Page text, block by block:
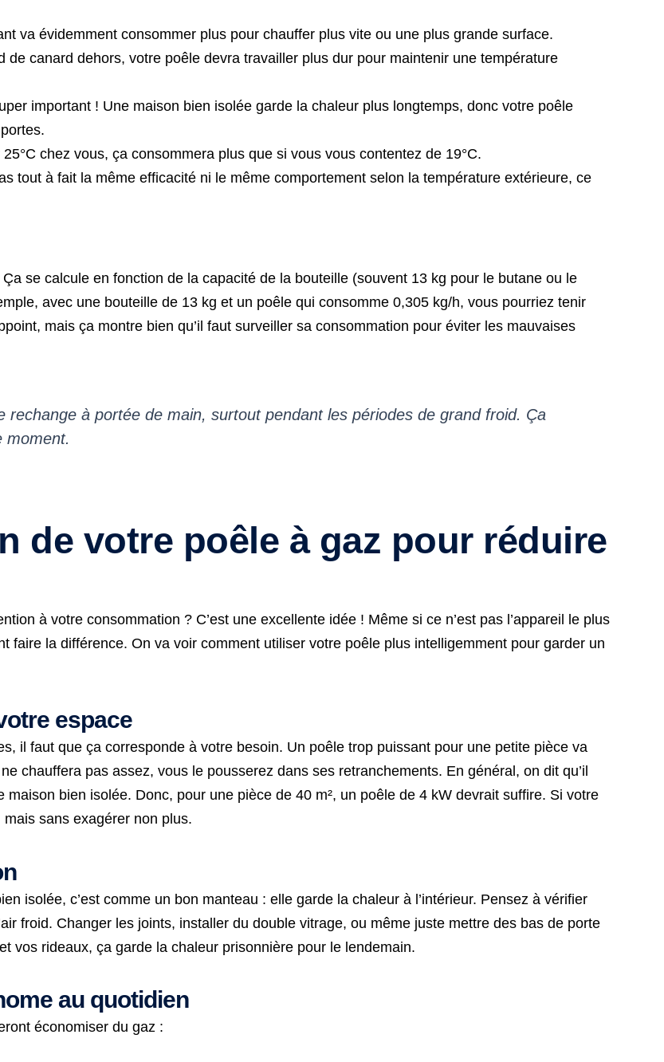
va évidemment consommer plus pour chauffer plus vite ou une plus grande surface.
de canard dehors, votre poêle devra travailler plus dur pour maintenir une température
important ! Une maison bien isolée garde la chaleur plus longtemps, donc votre poêle
chez vous, ça consommera plus que si vous vous contentez de 19°C.
tout à fait la même efficacité ni le même comportement selon la température extérieure, ce
se calcule en fonction de la capacité de la bouteille (souvent 13 kg pour le butane ou le
avec une bouteille de 13 kg et un poêle qui consomme 0,305 kg/h, vous pourriez tenir
mais ça montre bien qu’il faut surveiller sa consommation pour éviter les mauvaises
rechange à portée de main, surtout pendant les périodes de grand froid. Ça
moment.
de votre poêle à gaz pour réduire
à votre consommation ? C’est une excellente idée ! Même si ce n’est pas l’appareil le plus
faire la différence. On va voir comment utiliser votre poêle plus intelligemment pour garder un
espace
il faut que ça corresponde à votre besoin. Un poêle trop puissant pour une petite pièce va
chauffera pas assez, vous le pousserez dans ses retranchements. En général, on dit qu’il
bien isolée. Donc, pour une pièce de 40 m², un poêle de 4 kW devrait suffire. Si votre
sans exagérer non plus.
isolée, c’est comme un bon manteau : elle garde la chaleur à l’intérieur. Pensez à vérifier
froid. Changer les joints, installer du double vitrage, ou même juste mettre des bas de porte
vos rideaux, ça garde la chaleur prisonnière pour le lendemain.
au quotidien
économiser du gaz :